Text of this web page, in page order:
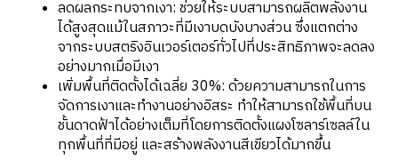
ลดผลกระทบจากเงา: ช่วยให้ระบบสามารถผลิตพลังงาน
ได้สูงสุดแม้ในสภาวะที่มีเงาบดบังบางส่วน ซึ่งแตกต่าง
จากระบบสตริงอินเวอร์เตอร์ทั่วไปที่ประสิทธิภาพจะลดลง
อย่างมากเมื่อมีเงา
เพิ่มพื้นที่ติดตั้งได้เฉลี่ย 30%: ด้วยความสามารถในการ
จัดการเงาและทำงานอย่างอิสระ ทำให้สามารถใช้พื้นที่บน
ชั้นดาดฟ้าได้อย่างเต็มที่โดยการติดตั้งแผงโซลาร์เซลล์ใน
ทุกพื้นที่ที่มีอยู่ และสร้างพลังงานสีเขียวได้มากขึ้น